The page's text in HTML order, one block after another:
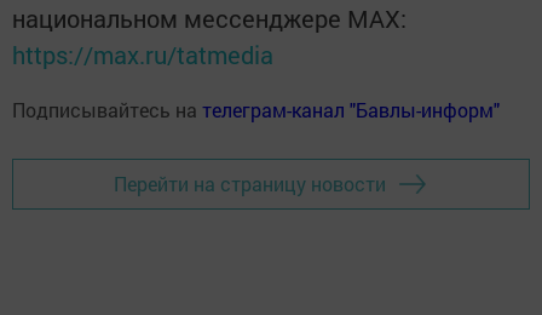
национальном мессенджере MАХ:
https://max.ru/tatmedia
Подписывайтесь на телеграм-канал "Бавлы-информ"
Перейти на страницу новости